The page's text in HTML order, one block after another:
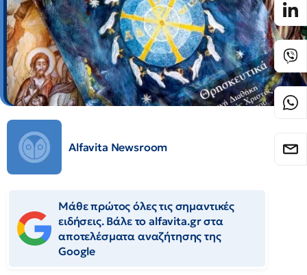
Alfavita Newsroom
Μάθε πρώτος όλες τις σημαντικές
ειδήσεις. Βάλε το alfavita.gr στα
αποτελέσματα αναζήτησης της
Google